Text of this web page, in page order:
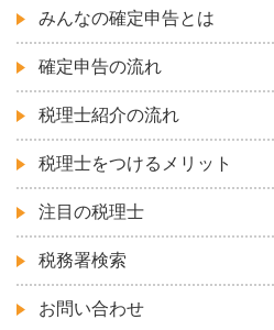
みんなの確定申告とは
確定申告の流れ
税理士紹介の流れ
税理士をつけるメリット
注目の税理士
税務署検索
お問い合わせ